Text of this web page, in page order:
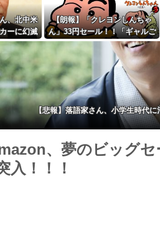
、北中米
ーに幻滅
は…』
【朗報】「クレヨンしんちゃ
ん」33円セール！！「ギャルご
はん」全10巻 各227円！！
【悲報】落語家さん、小学生時代
、夢のビッグ
入！！！